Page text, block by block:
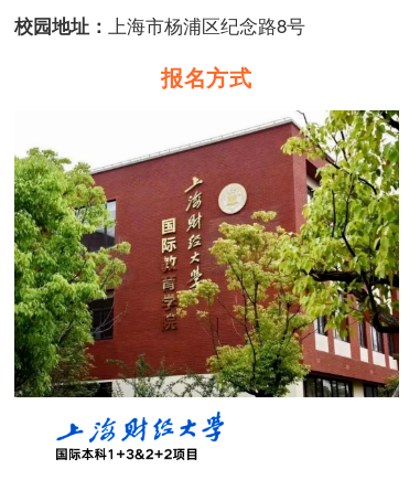
校园地址： 上海市杨浦区纪念路8号
报名方式